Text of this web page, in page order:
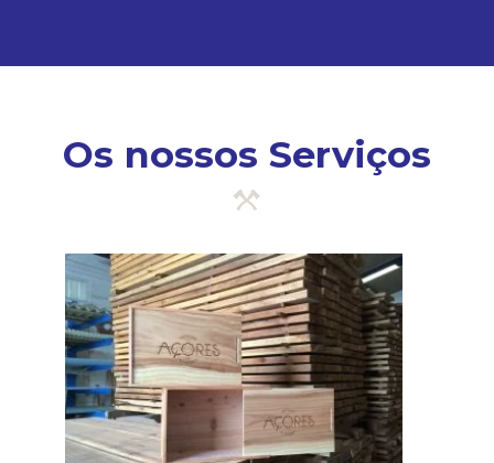
Os nossos Serviços